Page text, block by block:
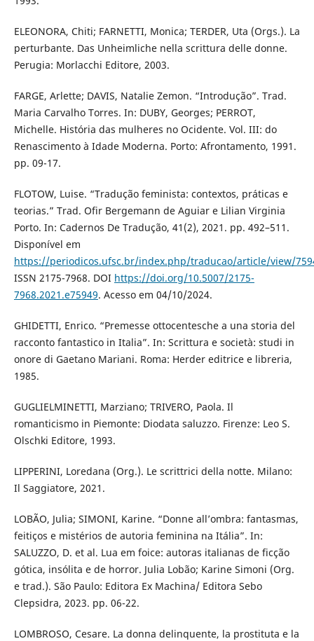
ELEONORA, Chiti; FARNETTI, Monica; TERDER, Uta (Orgs.). La
perturbante. Das Unheimliche nella scrittura delle donne.
Perugia: Morlacchi Editore, 2003.
FARGE, Arlette; DAVIS, Natalie Zemon. “Introdução”. Trad.
Maria Carvalho Torres. In: DUBY, Georges; PERROT,
Michelle. História das mulheres no Ocidente. Vol. III: do
Renascimento à Idade Moderna. Porto: Afrontamento, 1991.
pp. 09-17.
FLOTOW, Luise. “Tradução feminista: contextos, práticas e
teorias.” Trad. Ofir Bergemann de Aguiar e Lilian Virginia
Porto. In: Cadernos De Tradução, 41(2), 2021. pp. 492–511.
Disponível em
https://periodicos.ufsc.br/index.php/traducao/article/view/
ISSN 2175-7968. DOI https://doi.org/10.5007/2175-
7968.2021.e75949. Acesso em 04/10/2024.
GHIDETTI, Enrico. “Premesse ottocentesche a una storia del
racconto fantastico in Italia”. In: Scrittura e società: studi in
onore di Gaetano Mariani. Roma: Herder editrice e libreria,
1985.
GUGLIELMINETTI, Marziano; TRIVERO, Paola. Il
romanticismo in Piemonte: Diodata saluzzo. Firenze: Leo S.
Olschki Editore, 1993.
LIPPERINI, Loredana (Org.). Le scrittrici della notte. Milano:
Il Saggiatore, 2021.
LOBÃO, Julia; SIMONI, Karine. “Donne all’ombra: fantasmas,
feitiços e mistérios de autoria feminina na Itália”. In:
SALUZZO, D. et al. Lua em foice: autoras italianas de ficção
gótica, insólita e de horror. Julia Lobão; Karine Simoni (Org.
e trad.). São Paulo: Editora Ex Machina/ Editora Sebo
Clepsidra, 2023. pp. 06-22.
LOMBROSO, Cesare. La donna delinquente, la prostituta e la